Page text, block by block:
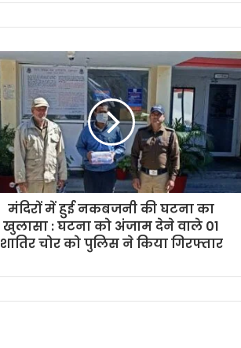
मंदिरों में हुई नकबजनी की घटना का
खुलासा : घटना को अंजाम देने वाले 01
शातिर चोर को पुलिस ने किया गिरफ्तार